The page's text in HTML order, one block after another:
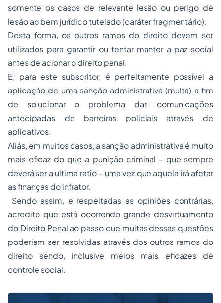
somente os casos de relevante lesão ou perigo de
lesão ao bem jurídico tutelado (caráter fragmentário).
Desta forma, os outros ramos do direito devem ser
utilizados para garantir ou tentar manter a paz social
antes de acionar o direito penal.
E, para este subscritor, é perfeitamente possível a
aplicação de uma sanção administrativa (multa) a fim
de solucionar o problema das comunicações
antecipadas de barreiras policiais através de
aplicativos.
Aliás, em muitos casos, a sanção administrativa é muito
mais eficaz do que a punição criminal – que sempre
deverá ser a ultima ratio– uma vez que aquela irá afetar
as finanças do infrator.
Sendo assim, e respeitadas as opiniões contrárias,
acredito que está ocorrendo grande desvirtuamento
do Direito Penal ao passo que muitas dessas questões
poderiam ser resolvidas através dos outros ramos do
direito sendo, inclusive meios mais eficazes de
controle social.